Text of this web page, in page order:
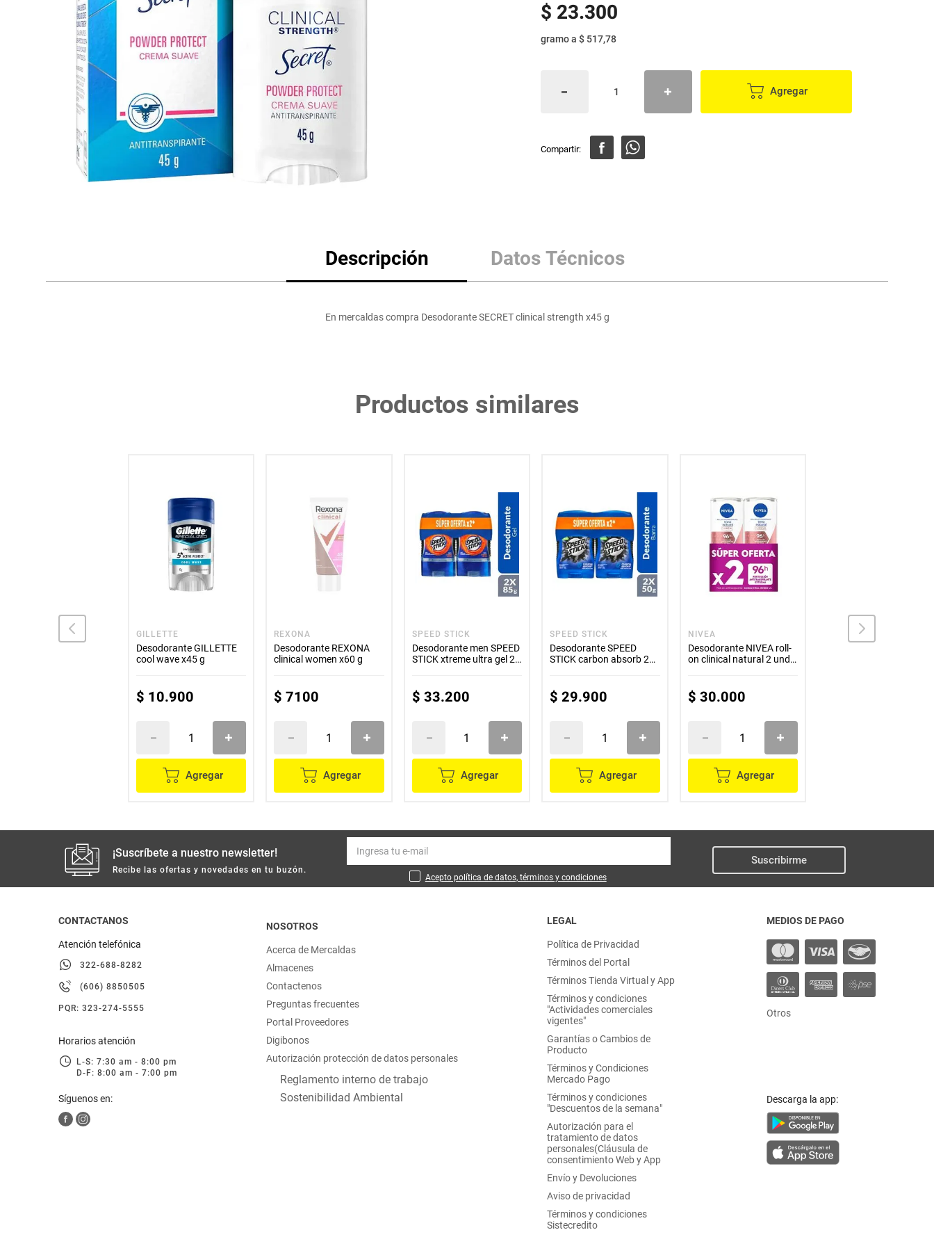
lácteos y refrigerados
vinos y licores
cuidado del bebé
mascotas
otros
$ 23.300
gramoa $ 517,78
Agregar
Descripción Datos Técnicos
En mercaldas compra Desodorante SECRET clinical strength x45 g
Productos similares
GILLETTE
Desodorante GILLETTE
cool wave x45 g
$ 10.900
Agregar
REXONA
Desodorante REXONA
clinical women x60 g
$ 7100
Agregar
SPEED STICK
Desodorante men SPEED
STICK xtreme ultra gel 2
$ 33.200
Agregar
SPEED STICK
Desodorante SPEED
STICK carbon absorb 2
$ 29.900
Agregar
NIVEA
Desodorante NIVEA roll-
on clinical natural 2 unds
$ 30.000
Agregar
¡Suscríbete a nuestro newsletter!
Recibe las ofertas y novedades en tu buzón.
Acepto política de datos, términos y condiciones
Suscribirme
CONTACTANOS
Atención telefónica
322-688-8282
(606) 8850505
PQR: 323-274-5555
Horarios atención
L-S: 7:30 am - 8:00 pm
D-F: 8:00 am - 7:00 pm
Síguenos en:
NOSOTROS
Acerca de Mercaldas
Almacenes
Contactenos
Preguntas frecuentes
Portal Proveedores
Digibonos
Autorización protección de datos personales
Reglamento interno de trabajo
Sostenibilidad Ambiental
LEGAL
Política de Privacidad
Términos del Portal
Términos Tienda Virtual y App
Términos y condiciones
"Actividades comerciales
vigentes"
Garantías o Cambios de
Producto
Términos y Condiciones
Mercado Pago
Términos y condiciones
"Descuentos de la semana"
Autorización para el
tratamiento de datos
personales(Cláusula de
consentimiento Web y App
Envío y Devoluciones
Aviso de privacidad
Términos y condiciones
Sistecredito
MEDIOS DE PAGO
Otros
Descarga la app: